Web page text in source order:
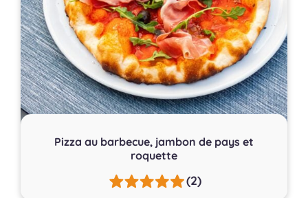
Pizza au barbecue, jambon de pays et
roquette
(2)